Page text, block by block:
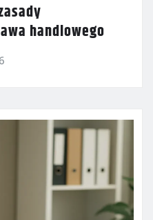
handlowego